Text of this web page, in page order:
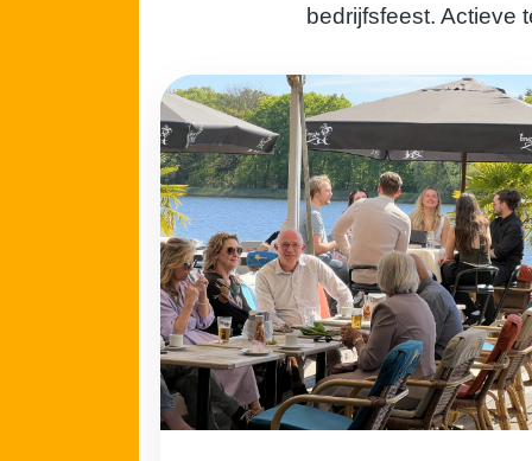
bedrijfsfeest. Actieve